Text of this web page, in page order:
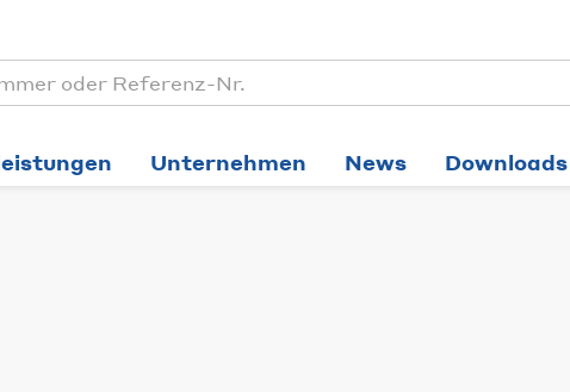
Unternehmen News Downloads